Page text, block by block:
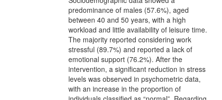
predominance of males (57.6%), aged
between 40 and 50 years, with a high
workload and little availability of leisure time.
The majority reported considering work
stressful (89.7%) and reported a lack of
emotional support (76.2%). After the
intervention, a significant reduction in stress
levels was observed in psychometric data,
with an increase in the proportion of